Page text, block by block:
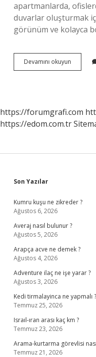
apartmanlarda,
duvarlar oluşturmak
görünüm ve kolayca
Devamını okuyun
Bandı
https://forumgrafi.com
https://edom.com.tr
Sidebar
Son Yazılar
Kumru kuşu ne zikreder ?
Ağustos 6, 2026
Averaj nasıl bulunur ?
Ağustos 5, 2026
Arapça acve ne demek ?
Ağustos 4, 2026
Adventure ilaç ne işe yarar ?
Ağustos 3, 2026
Kedi tirmalayinca ne yapmalı ?
Temmuz 25, 2026
Israıl-ıran arası kaç km ?
Temmuz 23, 2026
Arama-kurtarma görevlisi
Temmuz 21, 2026